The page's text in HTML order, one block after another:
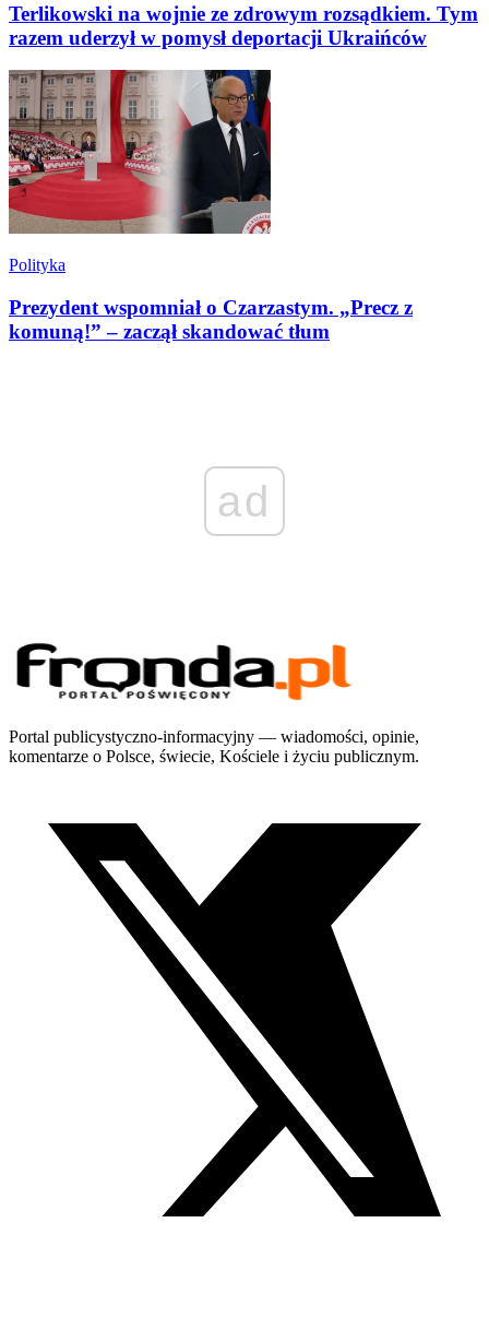
Terlikowski na wojnie ze zdrowym rozsądkiem. Tym
razem uderzył w pomysł deportacji Ukraińców
Polityka
Prezydent wspomniał o Czarzastym. „Precz z
komuną!” – zaczął skandować tłum
ad
Portal publicystyczno-informacyjny — wiadomości, opinie,
komentarze o Polsce, świecie, Kościele i życiu publicznym.